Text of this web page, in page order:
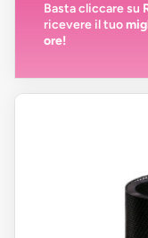
Basta cliccare su
ricevere il tuo
ore!